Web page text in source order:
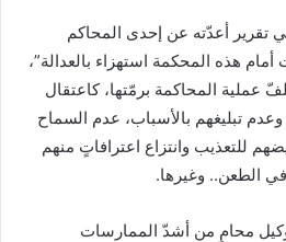
تقرير أعدّته عن إحدى المحاكم
هذه المحكمة استهزاء بالعدالة”،
عملية المحاكمة برمّتها، كاعتقال
تبليغهم بالأسباب، عدم السماح
للتعذيب وانتزاع اعترافاتٍ منهم
الطعن.. وغيرها.
محامٍ من أشدّ الممارسات